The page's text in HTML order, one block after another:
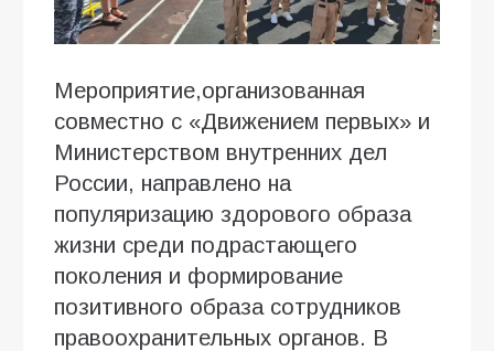
Мероприятие,организованная
совместно с «Движением первых» и
Министерством внутренних дел
России, направлено на
популяризацию здорового образа
жизни среди подрастающего
поколения и формирование
позитивного образа сотрудников
правоохранительных органов. В